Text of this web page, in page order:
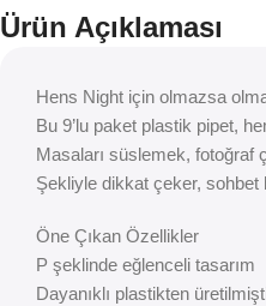
Ürün Açıklaması
Hens Night için olmazsa
Bu 9’lu paket plastik pipet,
Masaları süslemek,
Şekliyle dikkat çeker, sohbet
Öne Çıkan Özellikler
P şeklinde eğlenceli tasarım
Dayanıklı plastikten